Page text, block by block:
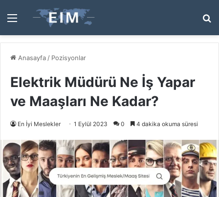
Menü
...
Anasayfa / Pozisyonlar
Elektrik Müdürü Ne İş Yapar
ve Maaşları Ne Kadar?
En İyi Meslekler 1 Eylül 2023 0 4 dakika okuma süresi